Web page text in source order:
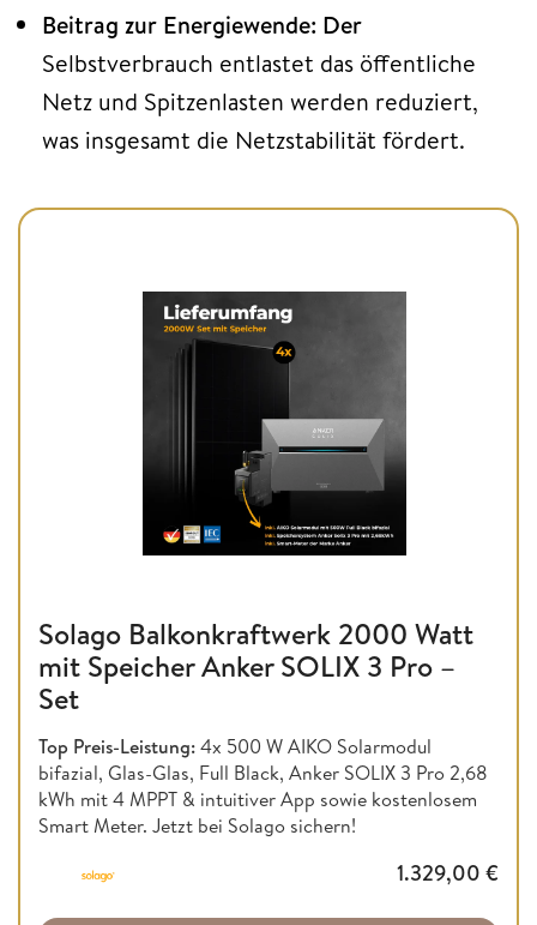
Beitrag zur Energiewende: Der
Selbstverbrauch entlastet das öffentliche
Netz und Spitzenlasten werden reduziert,
was insgesamt die Netzstabilität fördert.
Solago Balkonkraftwerk 2000 Watt
mit Speicher Anker SOLIX 3 Pro –
Set
Top Preis-Leistung:4x 500 W AIKO Solarmodul
bifazial, Glas-Glas, Full Black, Anker SOLIX 3 Pro 2,68
kWh mit 4 MPPT & intuitiver App sowie kostenlosem
Smart Meter. Jetzt bei Solago sichern!
1.329,00 €